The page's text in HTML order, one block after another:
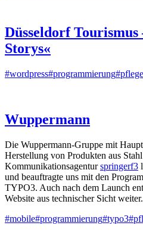
Düsseldorf Tourismus
Storys«
#wordpress#programmierung#pflege
Wuppermann
Die Wuppermann-Gruppe mit
Herstellung von Produkten aus
Kommunikationsagenturspringerf3
und beauftragte uns mit den
TYPO3. Auch nach dem Launch
Website aus technischer Sicht weiter.
#mobile#programmierung#typo3